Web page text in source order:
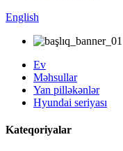
English
Ev
Məhsullar
Yan pilləkənlər
Hyundai seriyası
Kateqoriyalar